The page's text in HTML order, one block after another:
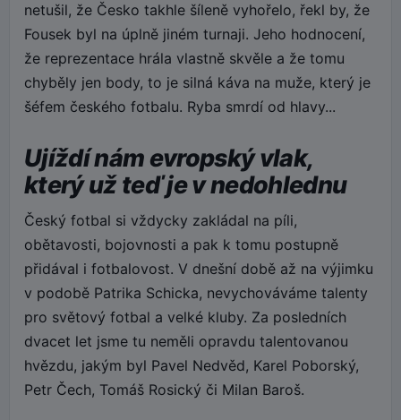
netušil, že Česko takhle šíleně vyhořelo, řekl by, že
Fousek byl na úplně jiném turnaji. Jeho hodnocení,
že reprezentace hrála vlastně skvěle a že tomu
chyběly jen body, to je silná káva na muže, který je
šéfem českého fotbalu. Ryba smrdí od hlavy...
Ujíždí nám evropský vlak,
který už teď je v nedohlednu
Český fotbal si vždycky zakládal na píli,
obětavosti, bojovnosti a pak k tomu postupně
přidával i fotbalovost. V dnešní době až na výjimku
v podobě Patrika Schicka, nevychováváme talenty
pro světový fotbal a velké kluby. Za posledních
dvacet let jsme tu neměli opravdu talentovanou
hvězdu, jakým byl Pavel Nedvěd, Karel Poborský,
Petr Čech, Tomáš Rosický či Milan Baroš.